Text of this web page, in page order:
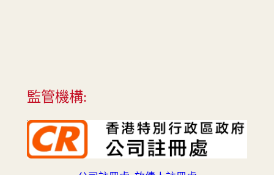
監管機構: